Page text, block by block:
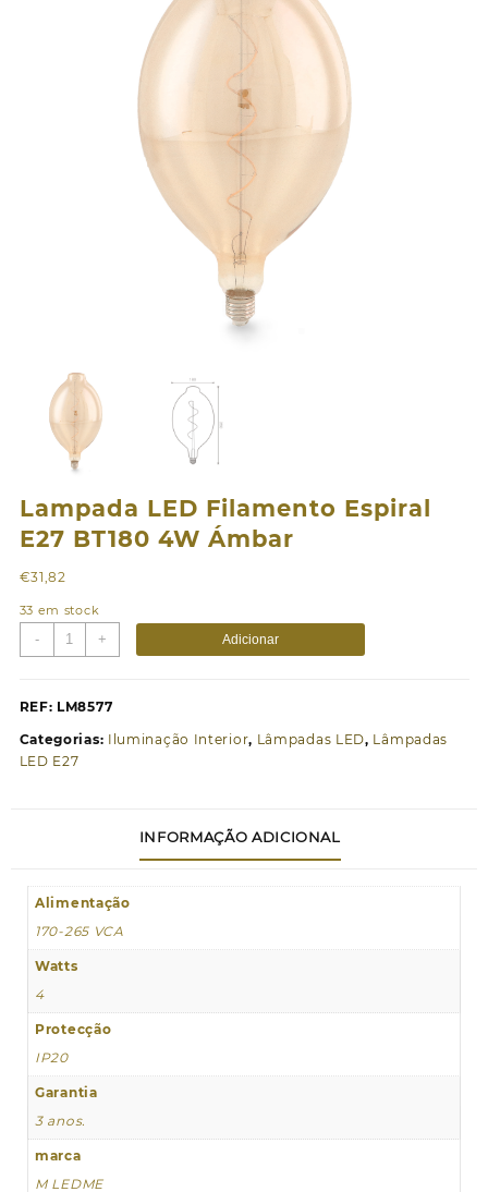
Lampada LED Filamento Espiral
E27 BT180 4W Ámbar
€31,82
33 em stock
-
Quantidade
de
LED
Espiral
E27
+ Adicionar
REF: LM8577
Categorias: Iluminação Interior, Lâmpadas LED, Lâmpadas
LED E27
INFORMAÇÃO ADICIONAL
Alimentação
170-265 VCA
Watts
4
Protecção
IP20
Garantia
3 anos.
marca
M LEDME